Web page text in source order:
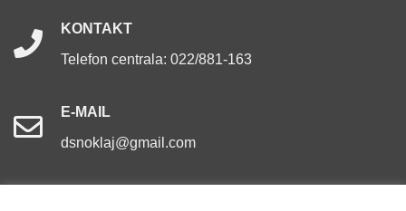
KONTAKT
Telefon centrala: 022/881-163
E-MAIL
dsnoklaj@gmail.com